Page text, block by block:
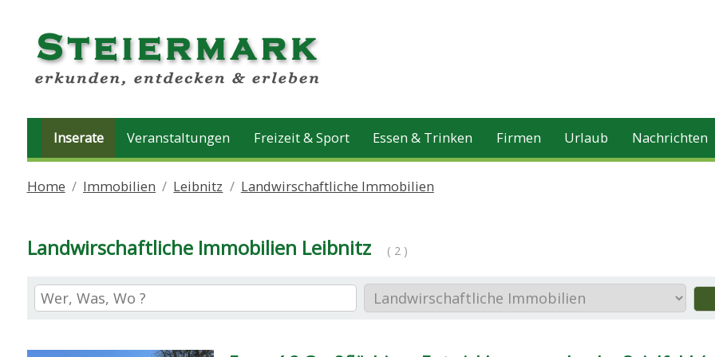
Inserate Veranstaltungen Freizeit & Sport Essen & Trinken Firmen Urlaub Nachrichten
Home Immobilien Leibnitz Landwirschaftliche Immobilien
Landwirschaftliche Immobilien Leibnitz ( 2 )